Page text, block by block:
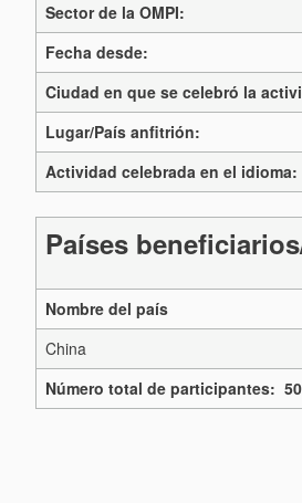
Sector de la OMPI:
Fecha desde:
Ciudad en que se celebró la
Lugar/País anfitrión:
Actividad celebrada en el idioma:
Países
Nombre del país
China
Número total de participantes: 50